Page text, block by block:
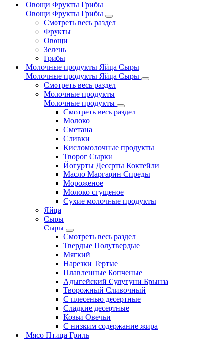
Овощи Фрукты Грибы
Овощи Фрукты Грибы
Смотреть весь раздел
Фрукты
Овощи
Зелень
Грибы
Молочные продукты Яйца Сыры
Молочные продукты Яйца Сыры
Смотреть весь раздел
Молочные продукты
Молочные продукты
Смотреть весь раздел
Молоко
Сметана
Сливки
Кисломолочные продукты
Творог Сырки
Йогурты Десерты Коктейли
Масло Маргарин Спреды
Мороженое
Молоко сгущеное
Сухие молочные продукты
Яйца
Сыры
Сыры
Смотреть весь раздел
Твердые Полутвердые
Мягкий
Нарезки Тертые
Плавленные Копченые
Адыгейский Сулугуни Брынза
Творожный Сливочный
С плесенью десертные
Сладкие десертные
Козьи Овечьи
С низким содержание жира
Мясо Птица Гриль